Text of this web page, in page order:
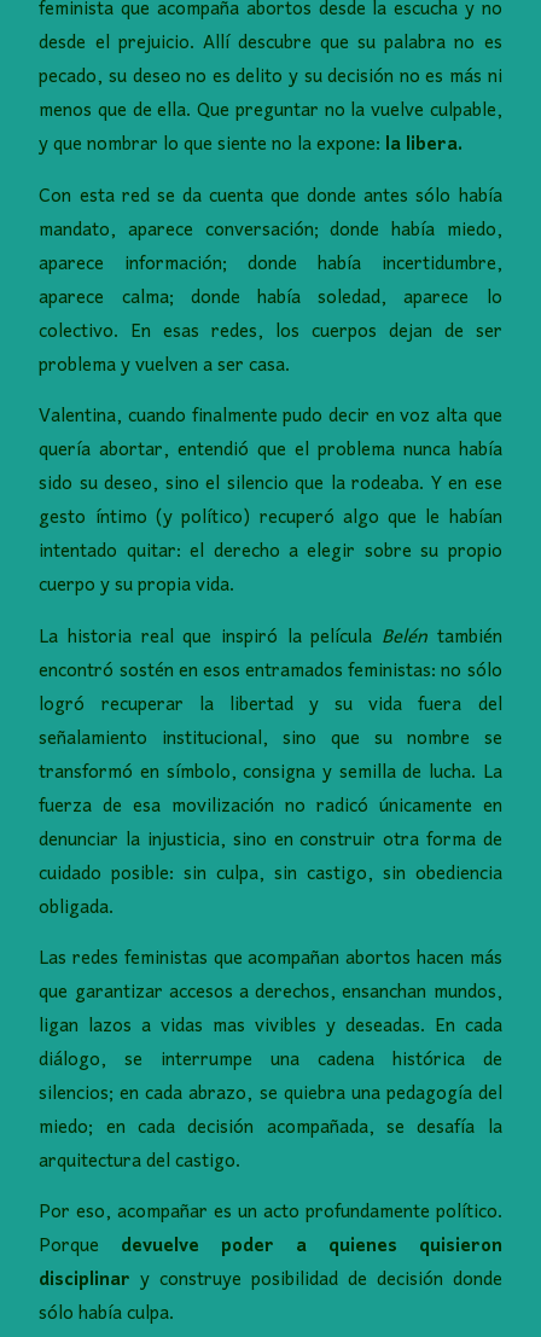
feminista que acompaña abortos desde la escucha y no
desde el prejuicio. Allí descubre que su palabra no es
pecado, su deseo no es delito y su decisión no es más ni
menos que de ella. Que preguntar no la vuelve culpable,
y que nombrar lo que siente no la expone:la libera.
Con esta red se da cuenta que donde antes sólo había
mandato, aparece conversación; donde había miedo,
aparece información; donde había incertidumbre,
aparece calma; donde había soledad, aparece lo
colectivo. En esas redes, los cuerpos dejan de ser
problema y vuelven a ser casa.
Valentina, cuando finalmente pudo decir en voz alta que
quería abortar, entendió que el problema nunca había
sido su deseo, sino el silencio que la rodeaba. Y en ese
gesto íntimo (y político) recuperó algo que le habían
intentado quitar: el derecho a elegir sobre su propio
cuerpo y su propia vida.
La historia real que inspiró la película Beléntambién
encontró sostén en esos entramados feministas: no sólo
logró recuperar la libertad y su vida fuera del
señalamiento institucional, sino que su nombre se
transformó en símbolo, consigna y semilla de lucha. La
fuerza de esa movilización no radicó únicamente en
denunciar la injusticia, sino en construir otra forma de
cuidado posible: sin culpa, sin castigo, sin obediencia
obligada.
Las redes feministas que acompañan abortos hacen más
que garantizar accesos a derechos, ensanchan mundos,
ligan lazos a vidas mas vivibles y deseadas. En cada
diálogo, se interrumpe una cadena histórica de
silencios; en cada abrazo, se quiebra una pedagogía del
miedo; en cada decisión acompañada, se desafía la
arquitectura del castigo.
Por eso, acompañar es un acto profundamente político.
Porque devuelve poder a quienes quisieron
disciplinary construye posibilidad de decisión donde
sólo había culpa.